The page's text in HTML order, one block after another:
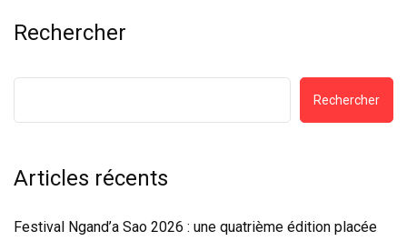
Rechercher
Rechercher
Articles récents
Festival Ngand’a Sao 2026 : une quatrième édition placée